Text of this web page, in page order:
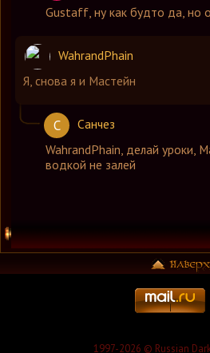
Gustaff, ну как будто да, но
WahrandPhain
Я, снова я и Мастейн
С
Санчез
WahrandPhain, делай уроки,
водкой не залей
1997-2026 © Russian